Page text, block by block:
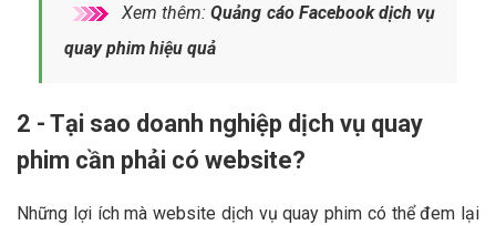
Xem thêm:Quảng cáo Facebook dịch vụ
quay phim hiệu quả
2 - Tại sao doanh nghiệp dịch vụ quay
phim cần phải có website?
Những lợi ích mà website dịch vụ quay phim có thể đem lại